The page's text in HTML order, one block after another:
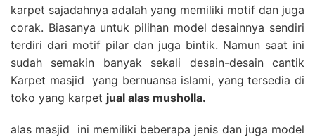
karpet sajadahnya adalah yang memiliki motif dan juga
corak. Biasanya untuk pilihan model desainnya sendiri
terdiri dari motif pilar dan juga bintik. Namun saat ini
sudah semakin banyak sekali desain-desain cantik
Karpet masjid yang bernuansa islami, yang tersedia di
toko yang karpet jual alas musholla.
alas masjid ini memiliki beberapa jenis dan juga model